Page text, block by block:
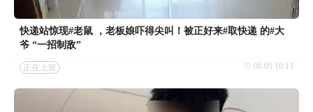
快递站惊现#老鼠 ，老板娘吓得尖叫！被正好来#取快递 的#大
爷 “一招制敌”
正在上班 08-05 10:13